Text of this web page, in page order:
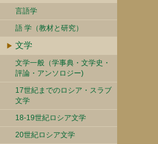
言語学
語 学（教材と研究）
文学
文学一般（学事典・文学史・
評論・アンソロジー)
17世紀までのロシア・スラブ
文学
18-19世紀ロシア文学
20世紀ロシア文学